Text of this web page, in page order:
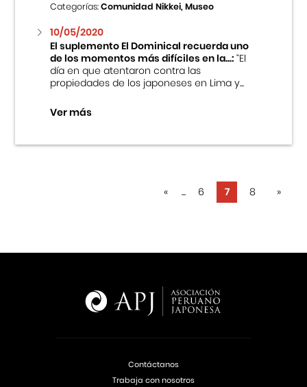
Categorías:Comunidad Nikkei, Museo
10/05/2020
El suplemento El Dominical recuerda uno
de los momentos más difíciles en la...:“El
día en que atentaron contra las
propiedades de los japoneses en Lima y...
Ver más
« ... 6 7 8 »
Contáctanos
Trabaja con nosotros